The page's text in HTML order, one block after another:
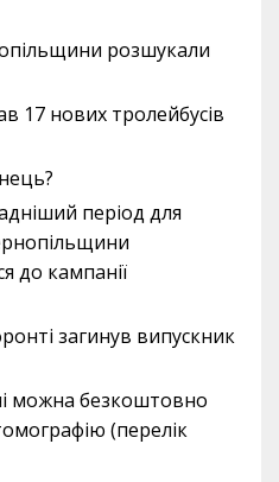
розшукали
17 нових тролейбусів
період для
до кампанії
загинув випускник
можна безкоштовно
(перелік